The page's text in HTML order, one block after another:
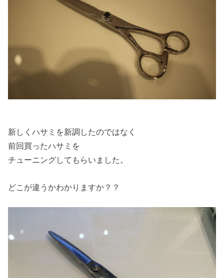
新しくハサミを新調したのではなく
前回買ったハサミを
チューニングしてもらいました。
どこが違うかわかりますか？？